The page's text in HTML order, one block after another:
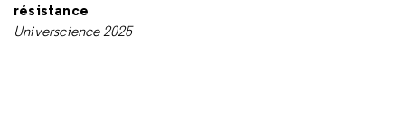
résistance
Universcience 2025